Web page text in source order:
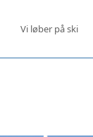
Vi løber på ski